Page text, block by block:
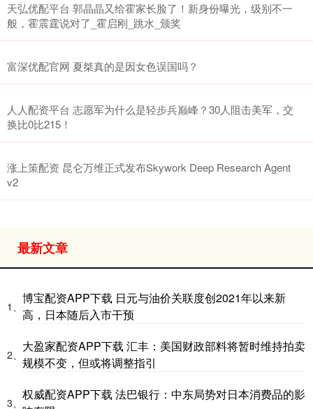
天弘优配平台 郭晶晶又给霍家长脸了！新身份曝光，级别不一
般，霍震霆说对了_霍启刚_跳水_颁奖
富深优配官网 夏桀真的是因女色误国吗？
人人配资平台 志愿军为什么是轻步兵巅峰？30人阻击美军，交
换比0比215！
涨上策配资 昆仑万维正式发布Skywork Deep Research Agent
v2
最新文章
1、
博宝配资APP下载 日元与油价关联度创2021年以来新
高，日本随后入市干预
2、
大盈家配资APP下载 汇丰：美国财政部料将暂时维持拍卖
规模不变，但或将调整指引
3、
权威配资APP下载 法巴银行：中东局势对日本消费品的影